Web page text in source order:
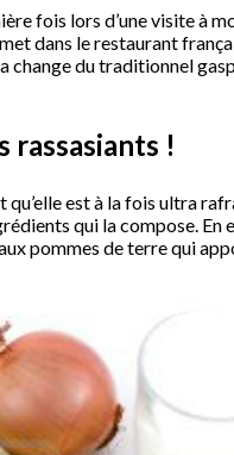
fois lors d’une visite à
dans le restaurant
change du traditionnel
rassasiants !
est à la fois ultra
qui la compose.
pommes de terre qui